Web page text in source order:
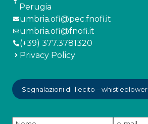
Perugia
umbria.ofi@pec.fnofi.it
umbria.ofi@fnofi.it
(+39) 377.3781320
Privacy Policy
Segnalazioni di illecito – whistleblower